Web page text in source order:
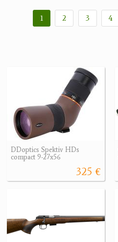
1 2 3 4
DDoptics Spektiv HDs
compact 9-27x56
325 €